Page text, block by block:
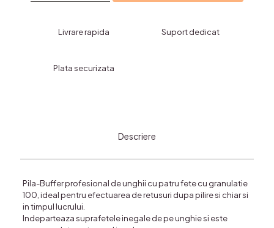
Livrare rapida Suport dedicat
Plata securizata
Descriere
Pila-Buffer profesional de unghii cu patru fete cu granulatie
100, ideal pentru efectuarea de retusuri dupa pilire si chiar si
in timpul lucrului.
Indeparteaza suprafetele inegale de pe unghie si este